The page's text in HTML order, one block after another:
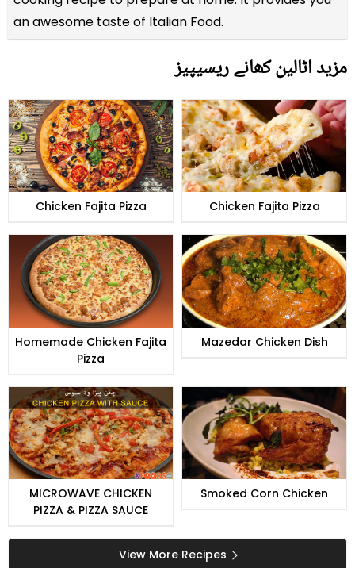
an awesome taste of Italian Food.
مزید اٹالین کھانے ریسیپیز
Chicken Fajita Pizza Chicken Fajita Pizza
Homemade Chicken Fajita
Pizza
Mazedar Chicken Dish
MICROWAVE CHICKEN
PIZZA & PIZZA SAUCE
Smoked Corn Chicken
View More Recipes